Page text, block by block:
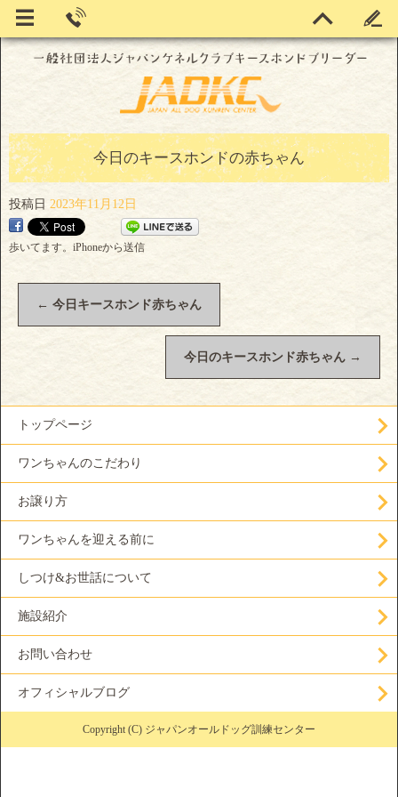
今日のキースホンドの赤ちゃん
投稿日 2023年11月12日
歩いてます。iPhoneから送信
← 今日キースホンド赤ちゃん
今日のキースホンド赤ちゃん →
トップページ
ワンちゃんのこだわり
お譲り方
ワンちゃんを迎える前に
しつけ&お世話について
施設紹介
お問い合わせ
オフィシャルブログ
Copyright (C) ジャパンオールドッグ訓練センター